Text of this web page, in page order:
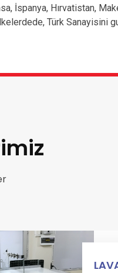
İspanya, Hırvatistan,
Türk Sanayisini